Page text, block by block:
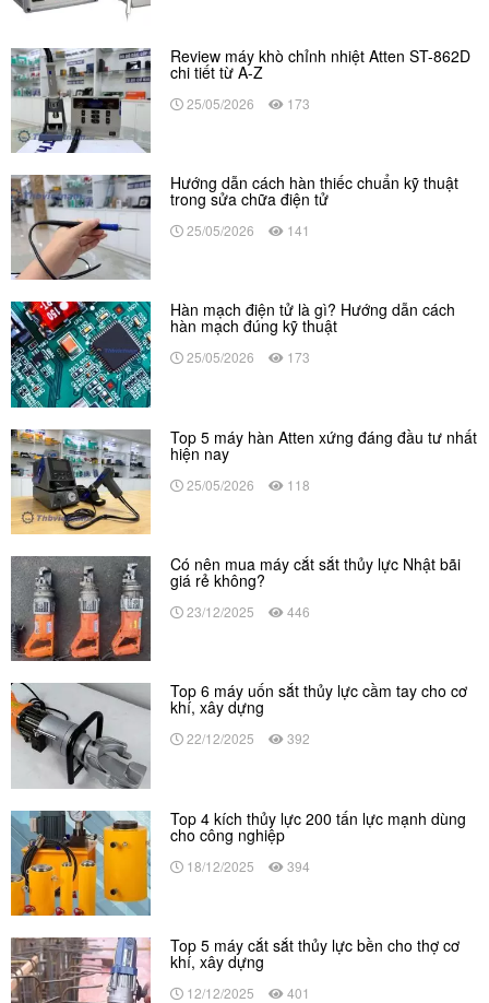
Review máy khò chỉnh nhiệt Atten ST-862D
chi tiết từ A-Z
25/05/2026 173
Hướng dẫn cách hàn thiếc chuẩn kỹ thuật
trong sửa chữa điện tử
25/05/2026 141
Hàn mạch điện tử là gì? Hướng dẫn cách
hàn mạch đúng kỹ thuật
25/05/2026 173
Top 5 máy hàn Atten xứng đáng đầu tư nhất
hiện nay
25/05/2026 118
Có nên mua máy cắt sắt thủy lực Nhật bãi
giá rẻ không?
23/12/2025 446
Top 6 máy uốn sắt thủy lực cầm tay cho cơ
khí, xây dựng
22/12/2025 392
Top 4 kích thủy lực 200 tấn lực mạnh dùng
cho công nghiệp
18/12/2025 394
Top 5 máy cắt sắt thủy lực bền cho thợ cơ
khí, xây dựng
12/12/2025 401